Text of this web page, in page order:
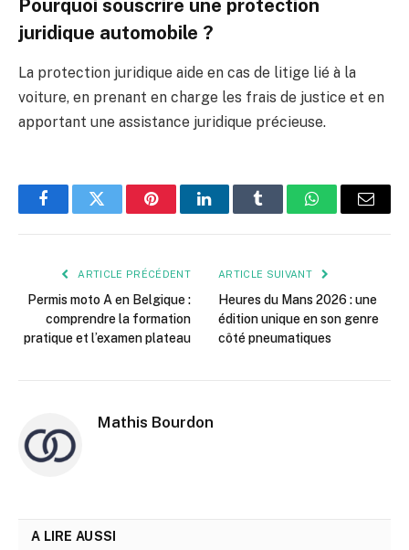
Pourquoi souscrire une protection
juridique automobile ?
La protection juridique aide en cas de litige lié à la
voiture, en prenant en charge les frais de justice et en
apportant une assistance juridique précieuse.
FacebookTwitter PinterestLinkedInTumblr WhatsApp
E-
ARTICLE PRÉCÉDENT
Permis moto A en Belgique :
comprendre la formation
pratique et l’examen plateau
ARTICLE SUIVANT
Heures du Mans 2026 : une
édition unique en son genre
côté pneumatiques
Mathis Bourdon
A LIRE AUSSI